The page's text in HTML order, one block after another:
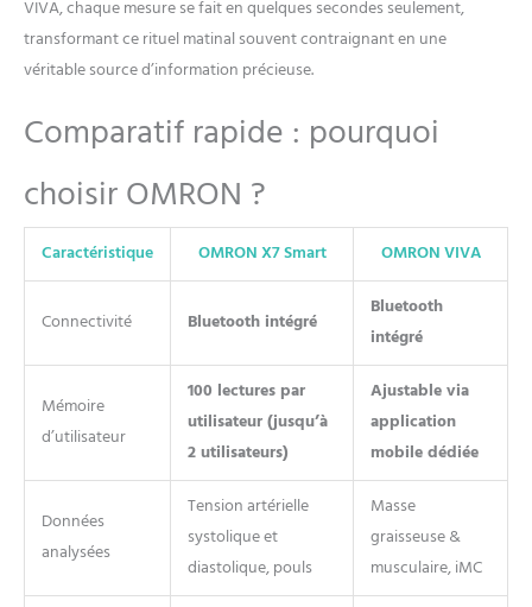
VIVA, chaque mesure se fait en quelques secondes seulement,
transformant ce rituel matinal souvent contraignant en une
véritable source d’information précieuse.
Comparatif rapide : pourquoi
choisir OMRON ?
Caractéristique OMRON X7 Smart OMRON VIVA
Connectivité Bluetooth intégré
Bluetooth
intégré
Mémoire
d’utilisateur
100 lectures par
utilisateur (jusqu’à
2 utilisateurs)
Ajustable via
application
mobile dédiée
Données
analysées
Tension artérielle
systolique et
diastolique, pouls
Masse
graisseuse &
musculaire, iMC